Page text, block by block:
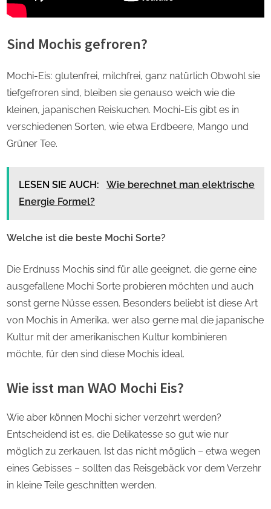
Sind Mochis gefroren?
Mochi-Eis: glutenfrei, milchfrei, ganz natürlich Obwohl sie
tiefgefroren sind, bleiben sie genauso weich wie die
kleinen, japanischen Reiskuchen. Mochi-Eis gibt es in
verschiedenen Sorten, wie etwa Erdbeere, Mango und
Grüner Tee.
LESEN SIE AUCH:
Wie berechnet man elektrische
Energie Formel?
Welche ist die beste Mochi Sorte?
Die Erdnuss Mochis sind für alle geeignet, die gerne eine
ausgefallene Mochi Sorte probieren möchten und auch
sonst gerne Nüsse essen. Besonders beliebt ist diese Art
von Mochis in Amerika, wer also gerne mal die japanische
Kultur mit der amerikanischen Kultur kombinieren
möchte, für den sind diese Mochis ideal.
Wie isst man WAO Mochi Eis?
Wie aber können Mochi sicher verzehrt werden?
Entscheidend ist es, die Delikatesse so gut wie nur
möglich zu zerkauen. Ist das nicht möglich – etwa wegen
eines Gebisses – sollten das Reisgebäck vor dem Verzehr
in kleine Teile geschnitten werden.